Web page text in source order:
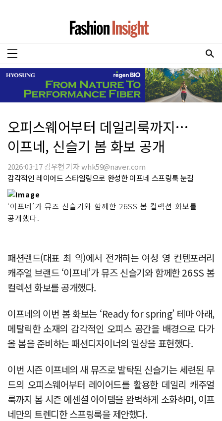
오피스웨어부터 데일리룩까지…
이프네, 신슬기 봄 화보 공개
2026-03-17 김우현 기자 whk59@naver.com
감각적인 레이어드 스타일링으로 완성한 이프네 스프링룩 눈길
‘이프네’가 뮤즈 신슬기와 함께한 26SS 봄 컬렉션 화보를
공개했다.
패션랜드(대표 최 익)에서 전개하는 여성 영 컨템포러리
캐주얼 브랜드 ‘이프네’가 뮤즈 신슬기와 함께한 26SS 봄
컬렉션 화보를 공개했다.
이프네의 이번 봄 화보는 ‘Ready for spring’ 테마 아래,
메탈릭한 소재의 감각적인 오피스 공간을 배경으로 다가
올 봄을 준비하는 패션디자이너의 일상을 표현했다.
이번 시즌 이프네의 새 뮤즈로 발탁된 신슬기는 세련된 무
드의 오피스웨어부터 레이어드를 활용한 데일리 캐주얼
룩까지 봄 시즌 에센셜 아이템을 완벽하게 소화하며, 이프
네만의 트렌디한 스프링룩을 제안했다.